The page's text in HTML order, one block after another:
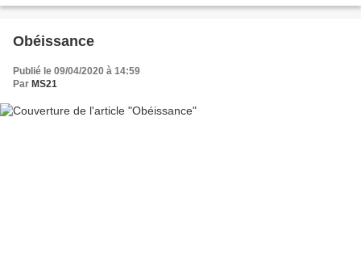
Obéissance
Publié le 09/04/2020 à 14:59
Par MS21